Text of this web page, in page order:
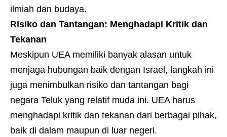
ilmiah dan budaya.
Risiko dan Tantangan: Menghadapi Kritik dan
Tekanan
Meskipun UEA memiliki banyak alasan untuk
menjaga hubungan baik dengan Israel, langkah ini
juga menimbulkan risiko dan tantangan bagi
negara Teluk yang relatif muda ini. UEA harus
menghadapi kritik dan tekanan dari berbagai pihak,
baik di dalam maupun di luar negeri.